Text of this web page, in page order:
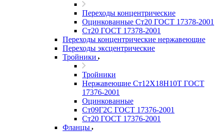
Переходы концентрические
Оцинкованные Ст20 ГОСТ 17378-2001
Ст20 ГОСТ 17378-2001
Переходы концентрические нержавеющие
Переходы эксцентрические
Тройники
Тройники
Нержавеющие Ст12Х18Н10Т ГОСТ
17376-2001
Оцинкованные
Ст09Г2С ГОСТ 17376-2001
Ст20 ГОСТ 17376-2001
Фланцы